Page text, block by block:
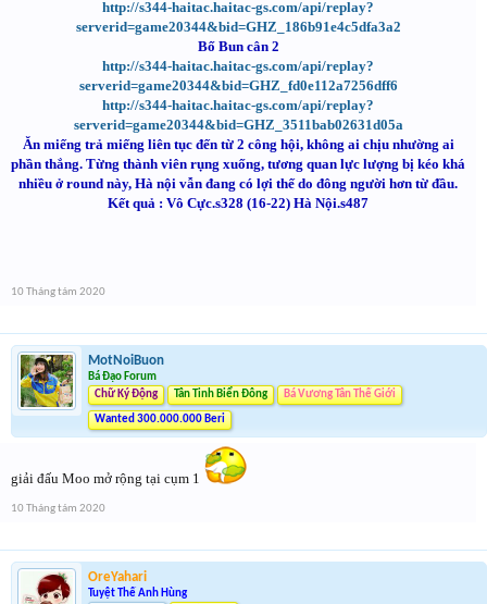
http://s344-haitac.haitac-gs.com/api/replay?
serverid=game20344&bid=GHZ_186b91e4c5dfa3a2
Bố Bun cân 2
http://s344-haitac.haitac-gs.com/api/replay?
serverid=game20344&bid=GHZ_fd0e112a7256dff6
http://s344-haitac.haitac-gs.com/api/replay?
serverid=game20344&bid=GHZ_3511bab02631d05a
Ăn miếng trả miếng liên tục đến từ 2 công hội, không ai chịu nhường ai
phần thắng. Từng thành viên rụng xuống, tương quan lực lượng bị kéo khá
nhiều ở round này, Hà nội vẫn đang có lợi thế do đông người hơn từ đầu.
Kết quả : Vô Cực.s328 (16-22) Hà Nội.s487
10 Tháng tám 2020
MotNoiBuon
Bá Đạo Forum
Chữ Ký Động
Tân Tinh Biển Đông Bá Vương Tân Thế Giới
Wanted 300.000.000 Beri
giải đấu Moo mở rộng tại cụm 1
10 Tháng tám 2020
OreYahari
Tuyệt Thế Anh Hùng